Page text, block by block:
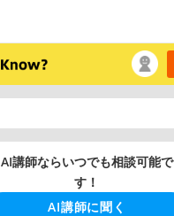
AI講師ならいつでも相談可能で
す！
AI講師に聞く